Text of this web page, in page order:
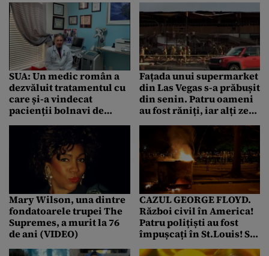
„Credeam că nu văd
bine”
bine”
SUA: Un medic român a
dezvăluit tratamentul cu
care și-a vindecat
pacienții bolnavi de
COVID: „Am fost norocos.
Niciun pacient nu a
decedat”
Fațada unui supermarket
din Las Vegas s-a prăbușit
din senin. Patru oameni
au fost răniți, iar alți zeci
se aflau în interior
Mary Wilson, una dintre
fondatoarele trupei The
Supremes, a murit la 76
de ani (VIDEO)
CAZUL GEORGE FLOYD.
Război civil în America!
Patru polițiști au fost
împușcați în St.Louis! S-a